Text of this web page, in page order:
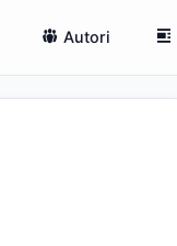
Autori